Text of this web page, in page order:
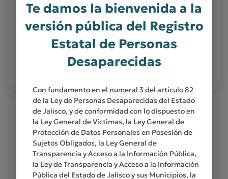
Nombre
BUSCAR
Ten en cuenta que…
Te damos la bienvenida a la
versión pública del Registro
Estatal de Personas
Desaparecidas
Con fundamento en el numeral 3 del artículo 82
de la Ley de Personas Desaparecidas del Estado
de Jalisco, y de conformidad con lo dispuesto en
la Ley General de Víctimas, la Ley General de
Protección de Datos Personales en Posesión de
Sujetos Obligados, la Ley General de
Transparencia y Acceso a la Información Pública,
la Ley de Transparencia y Acceso a la Información
Pública del Estado de Jalisco y sus Municipios, la